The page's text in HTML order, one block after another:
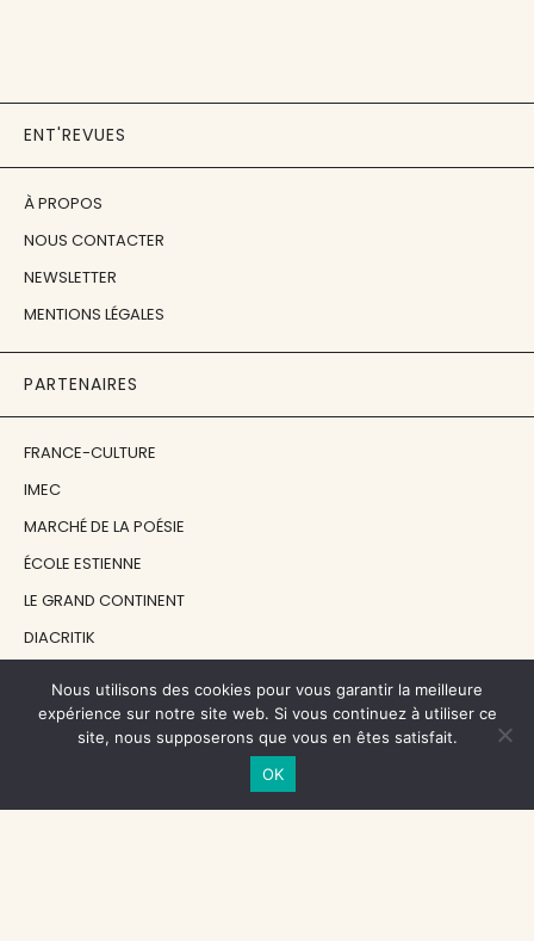
ENT'REVUES
À PROPOS
NOUS CONTACTER
NEWSLETTER
MENTIONS LÉGALES
PARTENAIRES
FRANCE-CULTURE
IMEC
MARCHÉ DE LA POÉSIE
ÉCOLE ESTIENNE
LE GRAND CONTINENT
DIACRITIK
NOS SOUTIENS
CENTRE NATIONAL DU LIVRE
Nous utilisons des cookies pour vous garantir la meilleure
expérience sur notre site web. Si vous continuez à utiliser ce
site, nous supposerons que vous en êtes satisfait.
OK